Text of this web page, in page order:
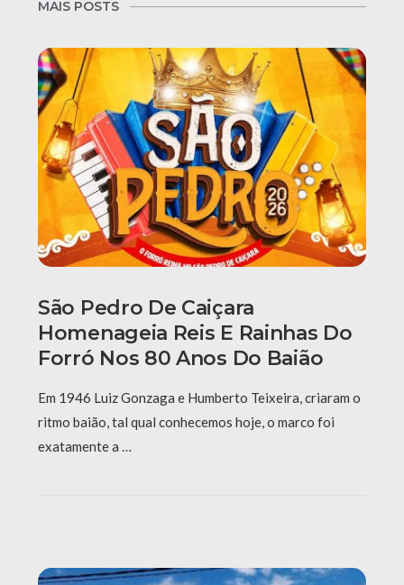
MAIS POSTS
São Pedro De Caiçara
Homenageia Reis E Rainhas Do
Forró Nos 80 Anos Do Baião
Em 1946 Luiz Gonzaga e Humberto Teixeira, criaram o
ritmo baião, tal qual conhecemos hoje, o marco foi
exatamente a …